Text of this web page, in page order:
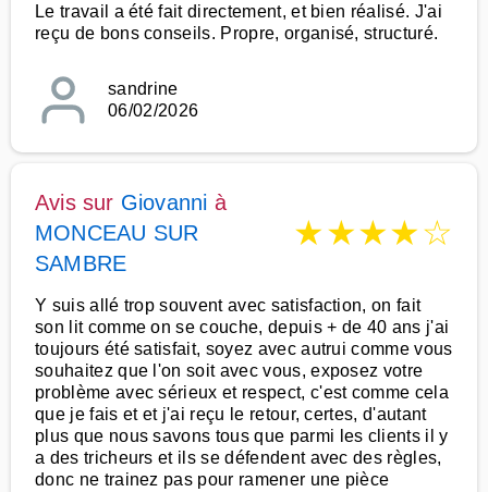
Le travail a été fait directement, et bien réalisé. J'ai
reçu de bons conseils. Propre, organisé, structuré.
sandrine
06/02/2026
Avis sur Giovanni à
MONCEAU SUR
SAMBRE
★★★★☆
Y suis allé trop souvent avec satisfaction, on fait
son lit comme on se couche, depuis + de 40 ans j'ai
toujours été satisfait, soyez avec autrui comme vous
souhaitez que l'on soit avec vous, exposez votre
problème avec sérieux et respect, c'est comme cela
que je fais et et j'ai reçu le retour, certes, d'autant
plus que nous savons tous que parmi les clients il y
a des tricheurs et ils se défendent avec des règles,
donc ne trainez pas pour ramener une pièce